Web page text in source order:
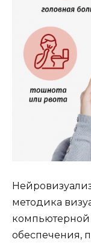
методика
компьютерной
обеспечения,